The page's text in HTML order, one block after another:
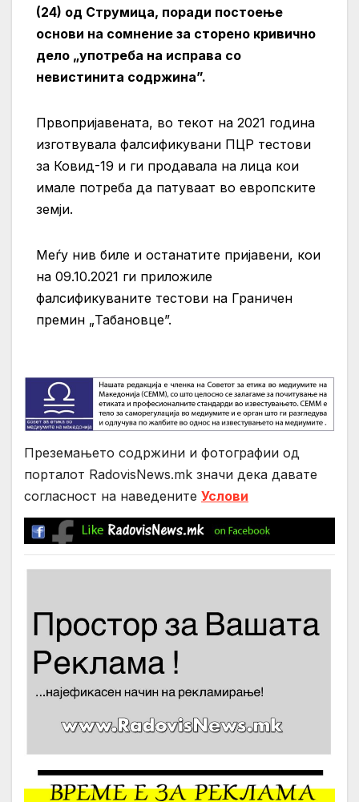
(24) од Струмица, поради постоење
основи на сомнение за сторено кривично
дело „употреба на исправа со
невистинита содржина”.
Првопријавената, во текот на 2021 година
изготвувала фалсификувани ПЦР тестови
за Ковид-19 и ги продавала на лица кои
имале потреба да патуваат во европските
земји.
Меѓу нив биле и останатите пријавени, кои
на 09.10.2021 ги приложиле
фалсификуваните тестови на Граничен
премин „Табановце”.
Преземањето содржини и фотографии од
порталот RadovisNews.mk значи дека давате
согласност на нaведените Услови